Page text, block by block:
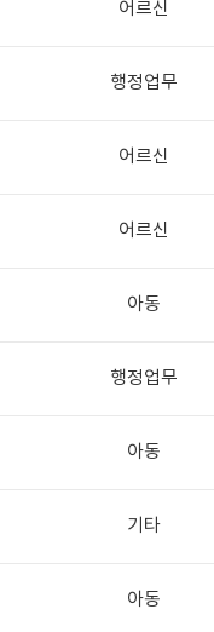
어르신
행정업무
어르신
어르신
아동
행정업무
아동
기타
아동